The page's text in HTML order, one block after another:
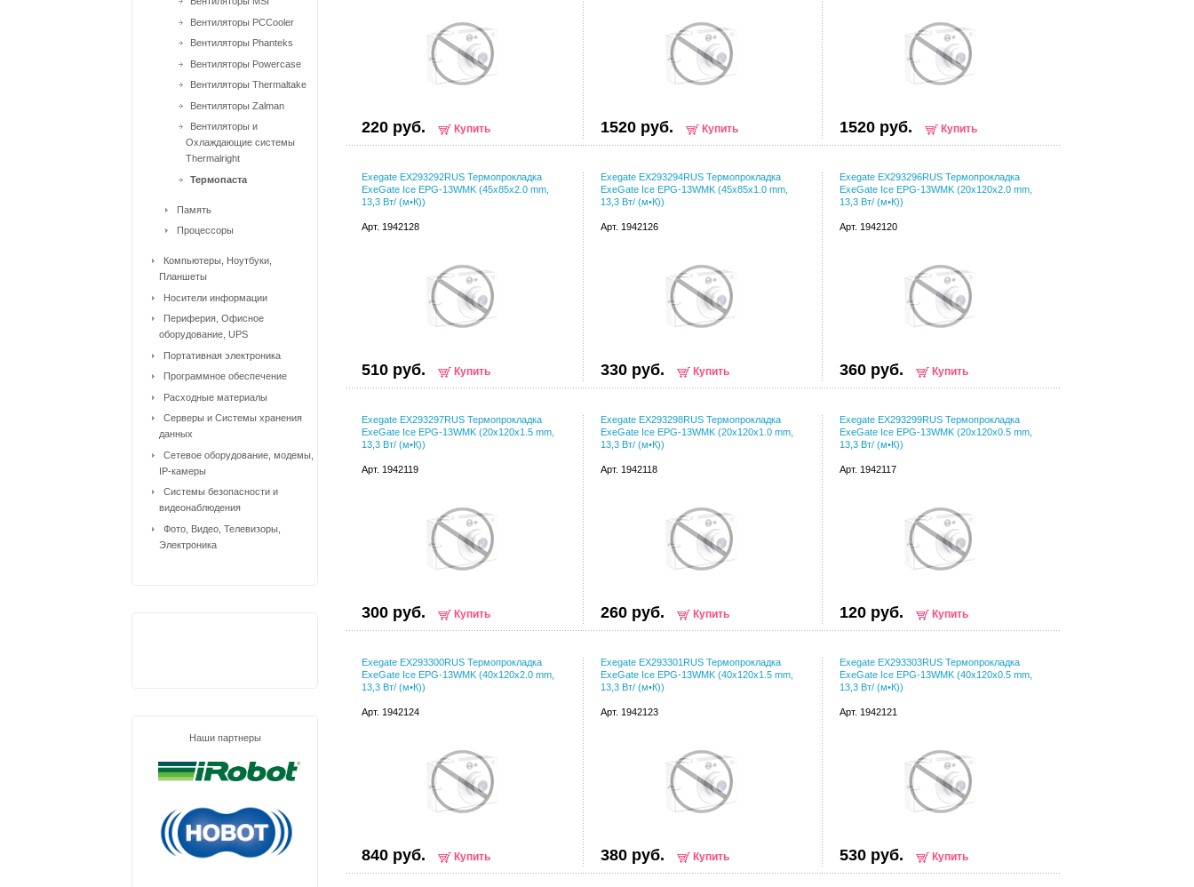
220 руб. Купить 1520 руб. Купить 1520 руб. Купить
Exegate EX293292RUS Термопрокладка
ExeGate Ice EPG-13WMK (45x85x2.0 mm,
13,3 Вт/ (м•К))
Арт. 1942128
510 руб. Купить
Exegate EX293294RUS Термопрокладка
ExeGate Ice EPG-13WMK (45x85x1.0 mm,
13,3 Вт/ (м•К))
Арт. 1942126
330 руб. Купить
Exegate EX293296RUS Термопрокладка
ExeGate Ice EPG-13WMK (20x120x2.0 mm,
13,3 Вт/ (м•К))
Арт. 1942120
360 руб. Купить
Exegate EX293297RUS Термопрокладка
ExeGate Ice EPG-13WMK (20x120x1.5 mm,
13,3 Вт/ (м•К))
Арт. 1942119
300 руб. Купить
Exegate EX293298RUS Термопрокладка
ExeGate Ice EPG-13WMK (20x120x1.0 mm,
13,3 Вт/ (м•К))
Арт. 1942118
260 руб. Купить
Exegate EX293299RUS Термопрокладка
ExeGate Ice EPG-13WMK (20x120x0.5 mm,
13,3 Вт/ (м•К))
Арт. 1942117
120 руб. Купить
Exegate EX293300RUS Термопрокладка
ExeGate Ice EPG-13WMK (40x120x2.0 mm,
13,3 Вт/ (м•К))
Арт. 1942124
840 руб. Купить
Exegate EX293301RUS Термопрокладка
ExeGate Ice EPG-13WMK (40x120x1.5 mm,
13,3 Вт/ (м•К))
Арт. 1942123
380 руб. Купить
Exegate EX293303RUS Термопрокладка
ExeGate Ice EPG-13WMK (40x120x0.5 mm,
13,3 Вт/ (м•К))
Арт. 1942121
530 руб. Купить
Вентиляторы PCCooler
Вентиляторы Phanteks
Вентиляторы Powercase
Вентиляторы Thermaltake
Вентиляторы Zalman
Вентиляторы и
Охлаждающие системы
Thermalright
Термопаста
Память
Процессоры
Компьютеры, Ноутбуки,
Планшеты
Носители информации
Периферия, Офисное
оборудование, UPS
Портативная электроника
Программное обеспечение
Расходные материалы
Серверы и Системы хранения
данных
Сетевое оборудование, модемы,
IP-камеры
Системы безопасности и
видеонаблюдения
Фото, Видео, Телевизоры,
Электроника
Наши партнеры